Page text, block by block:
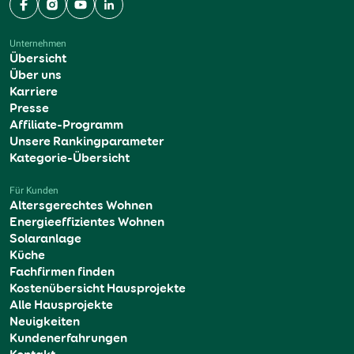
FacebookInstagram
YouTubeLinkedIn
Unternehmen
Übersicht
Über uns
Karriere
Presse
Affiliate-Programm
Unsere Rankingparameter
Kategorie-Übersicht
Für Kunden
Altersgerechtes Wohnen
Energieeffizientes Wohnen
Solaranlage
Küche
Fachfirmen finden
Kostenübersicht Hausprojekte
Alle Hausprojekte
Neuigkeiten
Kundenerfahrungen